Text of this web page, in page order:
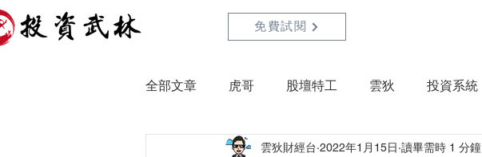
免費試閱
全部文章 虎哥 股壇特工 雲狄 投資系統
雲狄財經台 2022年1月15日 讀畢需時 1 分鐘